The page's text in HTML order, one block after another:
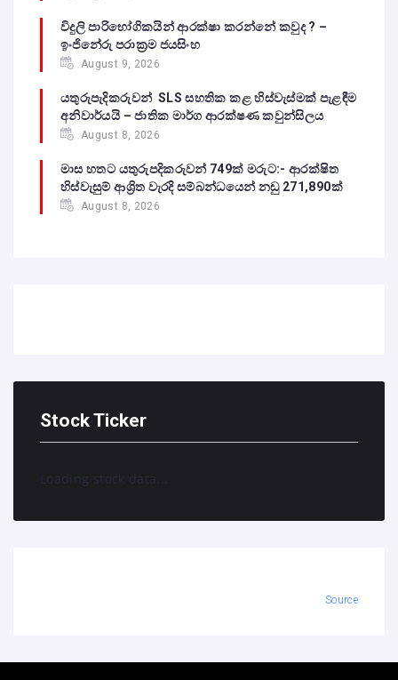
විදුලි පාරිභෝගිකයින් ආරක්ෂා කරන්නේ කවුද ? –
ඉංජිනේරු පරාක්‍රම ජයසිංහ
August 9, 2026
යතුරුපැදිකරුවන් SLS සහතික කළ හිස්වැස්මක් පැළඳීම
අනිවාර්යයි – ජාතික මාර්ග ආරක්ෂණ කවුන්සිලය
August 8, 2026
මාස හතට යතුරුපදිකරුවන් 749ක් මරුට:- ආරක්ෂිත
හිස්වැසුම් ආශ්‍රිත වැරදි සම්බන්ධයෙන් නඩු 271,890ක්
August 8, 2026
Stock Ticker
Loading stock data...
Source